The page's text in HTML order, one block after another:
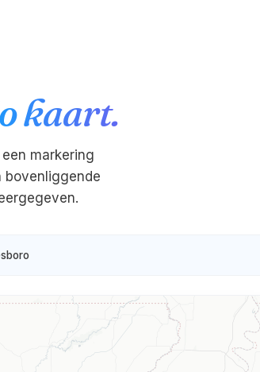
kaart.
markering
bovenliggende